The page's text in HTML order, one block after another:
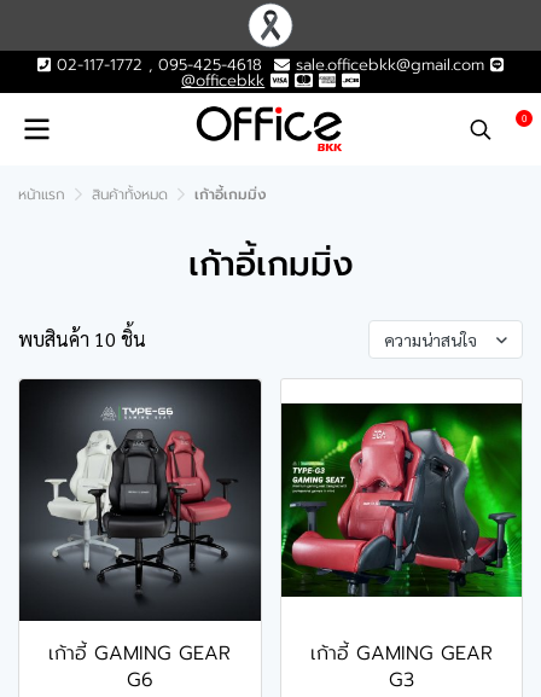
02-117-1772 , 095-425-4618 sale.officebkk@gmail.com
@officebkk
0
หน้าแรก สินค้าทั้งหมด เก้าอี้เกมมิ่ง
เก้าอี้เกมมิ่ง
พบสินค้า 10 ชิ้น ความน่าสนใจ
เก้าอี้ GAMING GEAR
G6
เก้าอี้ GAMING GEAR
G3